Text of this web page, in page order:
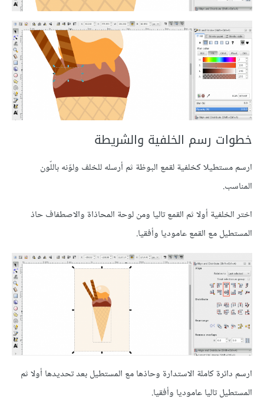
خطوات رسم الخلفية والشريطة
ارسم مستطيلا كخلفية لقمع البوظة ثم أرسله للخلف ولوّنه باللّون
المناسب.
اختر الخلفية أولا ثم القمع تاليا ومن لوحة المحاذاة والاصطفاف حاذ
المستطيل مع القمع عاموديا وأفقيا.
ارسم دائرة كاملة الاستدارة وحاذها مع المستطيل بعد تحديدها أولا ثم
المستطيل تاليا عاموديا وأفقيا.